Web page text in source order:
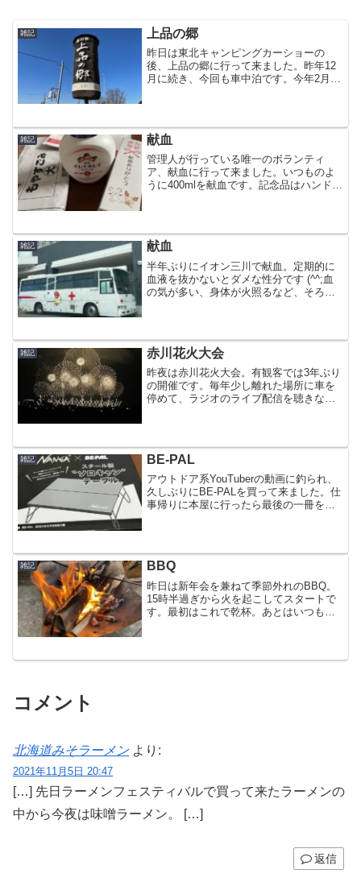
雑記 上品の郷
昨日は東北キャンピングカーショーの
後、上品の郷に行って来ました。昨年12
月に続き、今回も車中泊です。今年2月に
てみました。衣がカリッ...
雑記 献血
管理人が行っている唯一のボランティ
ア、献血に行って来ました。いつものよ
うに400mlを献血です。記念品はハンドソ
ら約40年、今回で...
雑記 献血
半年ぶりにイオン三川で献血。定期的に
血液を抜かないとダメな性分です (^^;血
の気が多い、身体が火照るなど、そろそ
100回。身...
雑記 赤川花火大会
昨夜は赤川花火大会。有観客では3年ぶり
の開催です。毎年少し離れた場所に車を
停めて、ラジオのライブ配信を聴きなが
昨日は時々雨に降...
雑記 BE-PAL
アウトドア系YouTuberの動画に釣られ、
久しぶりにBE-PALを買って来ました。仕
事帰りに本屋に行ったら最後の一冊を何
を開...
雑記 BBQ
昨日は新年会を兼ねて季節外れのBBQ。
15時半過ぎから火を起こしてスタートで
す。最初はこれで乾杯。あとはいつもの
た。
コメント
北海道みそラーメン より:
2021年11月5日 20:47
[…] 先日ラーメンフェスティバルで買って来たラーメンの
中から今夜は味噌ラーメン。 […]
返信